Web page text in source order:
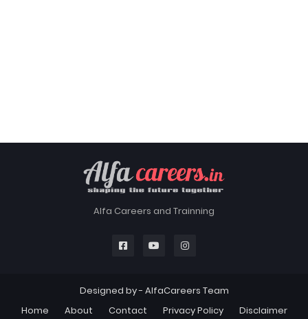
Alfa Careers and Trainning
Designed by - AlfaCareers Team
Home
About Contact Privacy Policy Disclaimer